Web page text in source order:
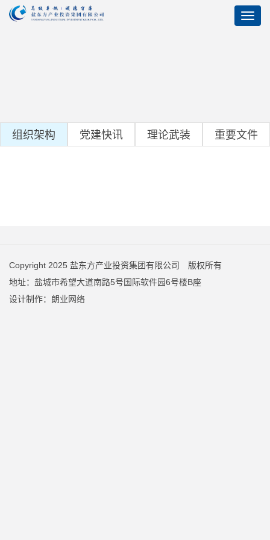
组织架构 党建快讯 理论武装 重要文件
Copyright 2025 盐东方产业投资集团有限公司 版权所有
地址：盐城市希望大道南路5号国际软件园6号楼B座
设计制作： 朗业网络